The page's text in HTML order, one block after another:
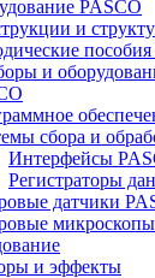
PASCO
и
и
сбора и
Интерфейсы
Регистраторы
датчики
и эффекты